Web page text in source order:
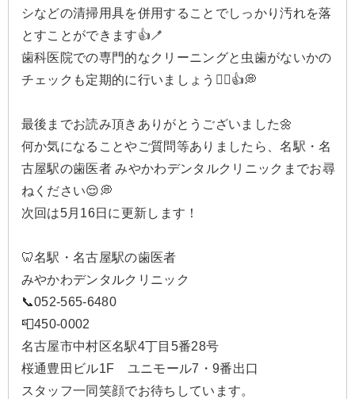
シなどの清掃用具を併用することでしっかり汚れを落
とすことができます👍🪥
歯科医院での専門的なクリーニングと虫歯がないかの
チェックも定期的に行いましょう🙂‍↕️👍💭
最後までお読み頂きありがとうございました🌼
何か気になることやご質問等ありましたら、名駅・名
古屋駅の歯医者 みやかわデンタルクリニックまでお尋
ねください😌💭
次回は5月16日に更新します！
🦷名駅・名古屋駅の歯医者
みやかわデンタルクリニック
📞052-565-6480
📮450-0002
名古屋市中村区名駅4丁目5番28号
桜通豊田ビル1F ユニモール7・9番出口
スタッフ一同笑顔でお待ちしています。